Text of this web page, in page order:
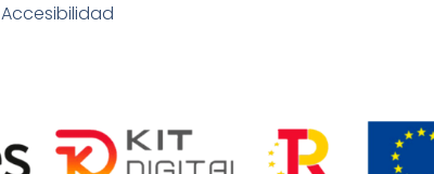
Accesibilidad